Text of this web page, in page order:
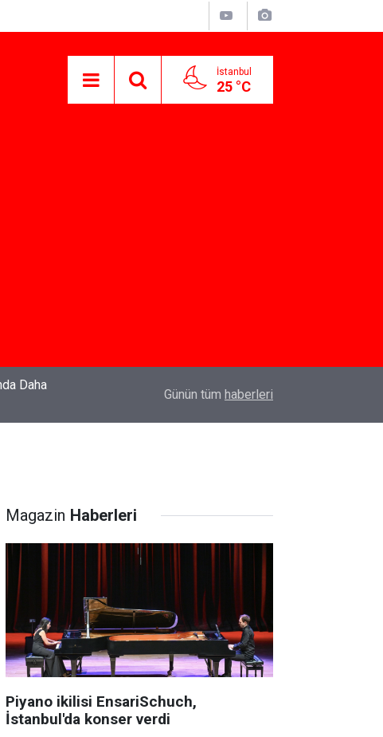
İstanbul
25 °C
Özlem Drahyalı Kimdir, Nereli ve Kaç
Günün tüm haberleri
Magazin Haberleri
Piyano ikilisi EnsariSchuch,
İstanbul'da konser verdi